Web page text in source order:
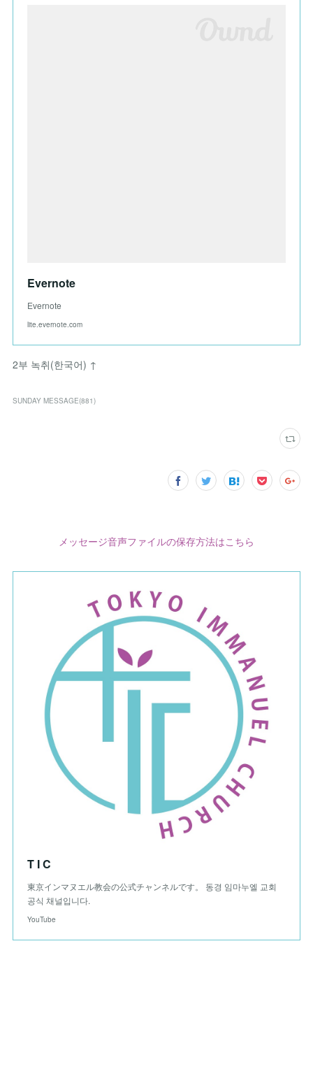
Evernote
Evernote
lite.evernote.com
2부 녹취(한국어) ↑
SUNDAY MESSAGE(881)
メッセージ音声ファイルの保存方法はこちら
T I C
東京インマヌエル教会の公式チャンネルです。 동경 임마누엘 교회
공식 채널입니다.
YouTube